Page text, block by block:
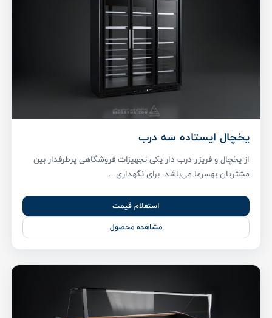
یخچال ایستاده سه درب
از یخچال و فریزر درب دار یکی تجهیزات فروشگاهی پر‌طرفدار بین
مشتریان بهسرما می‌باشد. برای نگهداری ...
استعلام قیمت
مشاهده محصول